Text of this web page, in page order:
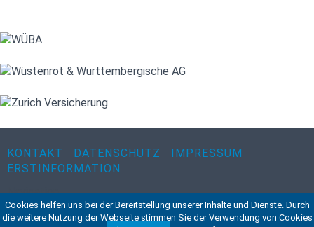
KONTAKT DATENSCHUTZ
IMPRESSUM
ERSTINFORMATION
Navigation
©2015 VWA - Verband Wirtschaft & Arzt Beratungs- &
Cookies helfen uns bei der Bereitstellung unserer Inhalte und Dienste. Durch
die weitere Nutzung der Webseite stimmen Sie der Verwendung von Cookies